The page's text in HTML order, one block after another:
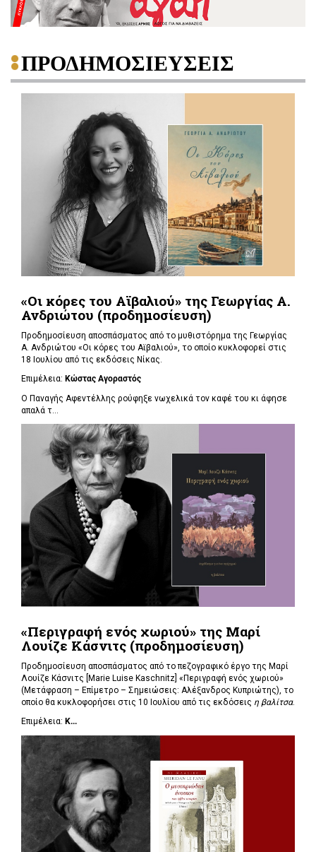
ΠΡΟΔΗΜΟΣΙΕΥΣΕΙΣ
«Οι κόρες του Αϊβαλιού» της Γεωργίας Α.
Ανδριώτου (προδημοσίευση)
Προδημοσίευση αποσπάσματος από το μυθιστόρημα της Γεωργίας
Α. Ανδριώτου «Οι κόρες του Αϊβαλιού», το οποίο κυκλοφορεί στις
18 Ιουλίου από τις εκδόσεις Νίκας.
Επιμέλεια: Κώστας Αγοραστός
Ο Παναγής Αφεντέλλης ρούφηξε νωχελικά τον καφέ του κι άφησε
απαλά τ...
«Περιγραφή ενός χωριού» της Μαρί
Λουίζε Κάσνιτς (προδημοσίευση)
Προδημοσίευση αποσπάσματος από το πεζογραφικό έργο της Μαρί
Λουίζε Κάσνιτς [Marie Luise Kaschnitz] «Περιγραφή ενός χωριού»
(Μετάφραση – Επίμετρο – Σημειώσεις: Αλέξανδρος Κυπριώτης), το
οποίο θα κυκλοφορήσει στις 10 Ιουλίου από τις εκδόσεις η βαλίτσα.
Επιμέλεια: Κ...